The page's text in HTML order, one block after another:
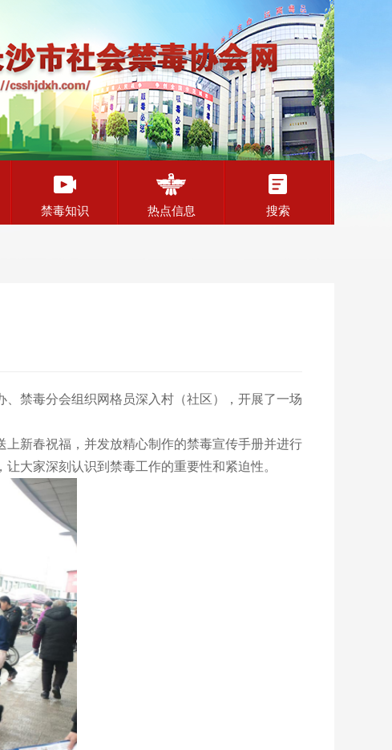
禁毒知识 热点信息 搜索
禁毒分会组织网格员深入村（社区），开展了一场
新春祝福，并发放精心制作的禁毒宣传手册并进行
大家深刻认识到禁毒工作的重要性和紧迫性。